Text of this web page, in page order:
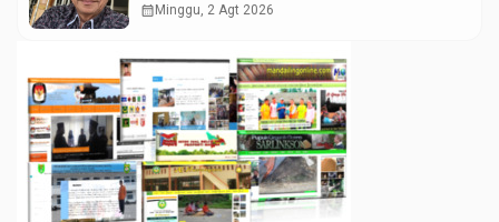
calendar_month Minggu, 2 Agt 2026